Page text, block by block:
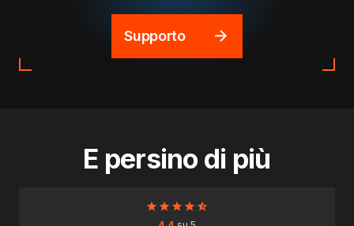
Supporto
E persino di più